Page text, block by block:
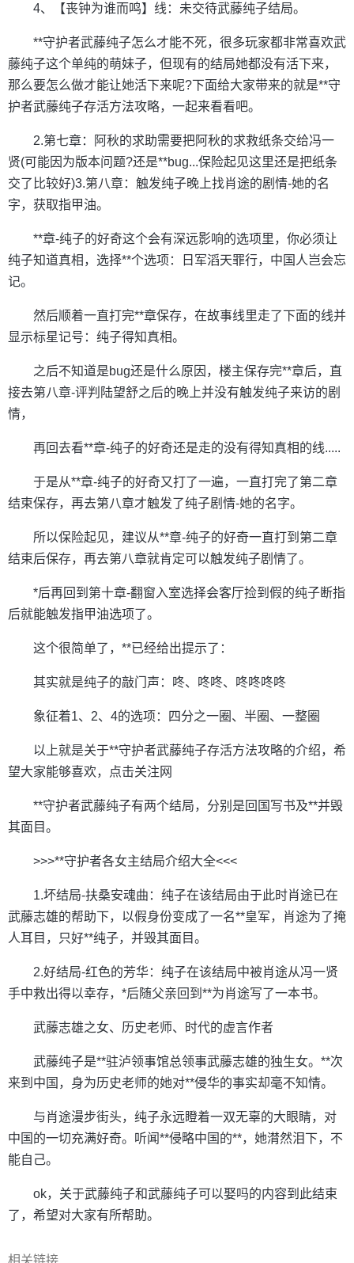
4、【丧钟为谁而鸣】线：未交待武藤纯子结局。
**守护者武藤纯子怎么才能不死，很多玩家都非常喜欢武
藤纯子这个单纯的萌妹子，但现有的结局她都没有活下来，
那么要怎么做才能让她活下来呢?下面给大家带来的就是**守
护者武藤纯子存活方法攻略，一起来看看吧。
2.第七章：阿秋的求助需要把阿秋的求救纸条交给冯一
贤(可能因为版本问题?还是**bug...保险起见这里还是把纸条
交了比较好)3.第八章：触发纯子晚上找肖途的剧情-她的名
字，获取指甲油。
**章-纯子的好奇这个会有深远影响的选项里，你必须让
纯子知道真相，选择**个选项：日军滔天罪行，中国人岂会忘
记。
然后顺着一直打完**章保存，在故事线里走了下面的线并
显示标星记号：纯子得知真相。
之后不知道是bug还是什么原因，楼主保存完**章后，直
接去第八章-评判陆望舒之后的晚上并没有触发纯子来访的剧
情，
再回去看**章-纯子的好奇还是走的没有得知真相的线.....
于是从**章-纯子的好奇又打了一遍，一直打完了第二章
结束保存，再去第八章才触发了纯子剧情-她的名字。
所以保险起见，建议从**章-纯子的好奇一直打到第二章
结束后保存，再去第八章就肯定可以触发纯子剧情了。
*后再回到第十章-翻窗入室选择会客厅捡到假的纯子断指
后就能触发指甲油选项了。
这个很简单了，**已经给出提示了：
其实就是纯子的敲门声：咚、咚咚、咚咚咚咚
象征着1、2、4的选项：四分之一圈、半圈、一整圈
以上就是关于**守护者武藤纯子存活方法攻略的介绍，希
望大家能够喜欢，点击关注网
**守护者武藤纯子有两个结局，分别是回国写书及**并毁
其面目。
>>>**守护者各女主结局介绍大全<<<
1.坏结局-扶桑安魂曲：纯子在该结局由于此时肖途已在
武藤志雄的帮助下，以假身份变成了一名**皇军，肖途为了掩
人耳目，只好**纯子，并毁其面目。
2.好结局-红色的芳华：纯子在该结局中被肖途从冯一贤
手中救出得以幸存，*后随父亲回到**为肖途写了一本书。
武藤志雄之女、历史老师、时代的虚言作者
武藤纯子是**驻泸领事馆总领事武藤志雄的独生女。**次
来到中国，身为历史老师的她对**侵华的事实却毫不知情。
与肖途漫步街头，纯子永远瞪着一双无辜的大眼睛，对
中国的一切充满好奇。听闻**侵略中国的**，她潸然泪下，不
能自己。
ok，关于武藤纯子和武藤纯子可以娶吗的内容到此结束
了，希望对大家有所帮助。